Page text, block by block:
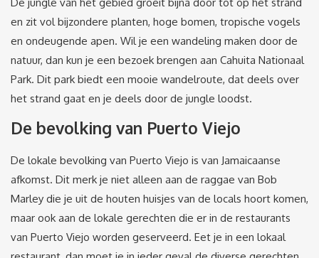
en zit vol bijzondere planten, hoge bomen, tropische vogels
en ondeugende apen. Wil je een wandeling maken door de
natuur, dan kun je een bezoek brengen aan Cahuita Nationaal
Park. Dit park biedt een mooie wandelroute, dat deels over
het strand gaat en je deels door de jungle loodst.
De bevolking van Puerto Viejo
De lokale bevolking van Puerto Viejo is van Jamaicaanse
afkomst. Dit merk je niet alleen aan de raggae van Bob
Marley die je uit de houten huisjes van de locals hoort komen,
maar ook aan de lokale gerechten die er in de restaurants
van Puerto Viejo worden geserveerd. Eet je in een lokaal